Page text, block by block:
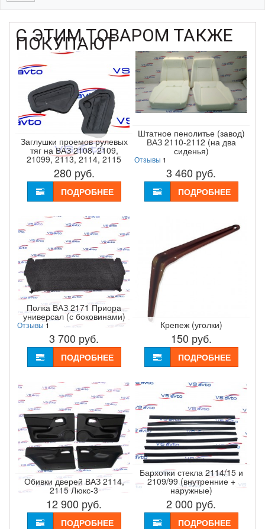
С ЭТИМ ТОВАРОМ ТАКЖЕ
ПОКУПАЮТ
Заглушки проемов рулевых
тяг на ВАЗ 2108, 2109,
21099, 2113, 2114, 2115
280 руб.
ПОДРОБНЕЕ
Штатное пенолитье (завод)
ВАЗ 2110-2112 (на два
сиденья)
Отзывы 1
3 460 руб.
ПОДРОБНЕЕ
Полка ВАЗ 2171 Приора
универсал (с боковинами)
Отзывы1
3 700 руб.
ПОДРОБНЕЕ
Крепеж (уголки)
150 руб.
ПОДРОБНЕЕ
Обивки дверей ВАЗ 2114,
2115 Люкс-3
12 900 руб.
ПОДРОБНЕЕ
Бархотки стекла 2114/15 и
2109/99 (внутренние +
наружные)
2 000 руб.
ПОДРОБНЕЕ